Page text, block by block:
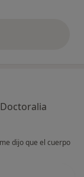
dijo que el cuerpo